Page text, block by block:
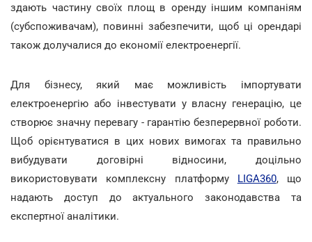
здають частину своїх площ в оренду іншим компаніям
(субспоживачам), повинні забезпечити, щоб ці орендарі
також долучалися до економії електроенергії.
Для бізнесу, який має можливість імпортувати
електроенергію або інвестувати у власну генерацію, це
створює значну перевагу - гарантію безперервної роботи.
Щоб орієнтуватися в цих нових вимогах та правильно
вибудувати договірні відносини, доцільно
використовувати комплексну платформу LIGA360, що
надають доступ до актуального законодавства та
експертної аналітики.